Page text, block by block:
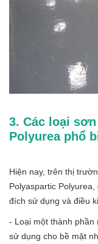
3. Các loại
Polyurea phổ
Hiện nay, trên thị
Polyaspartic
đích sử dụng và điều
- Loại một thành phần
sử dụng cho bề mặt